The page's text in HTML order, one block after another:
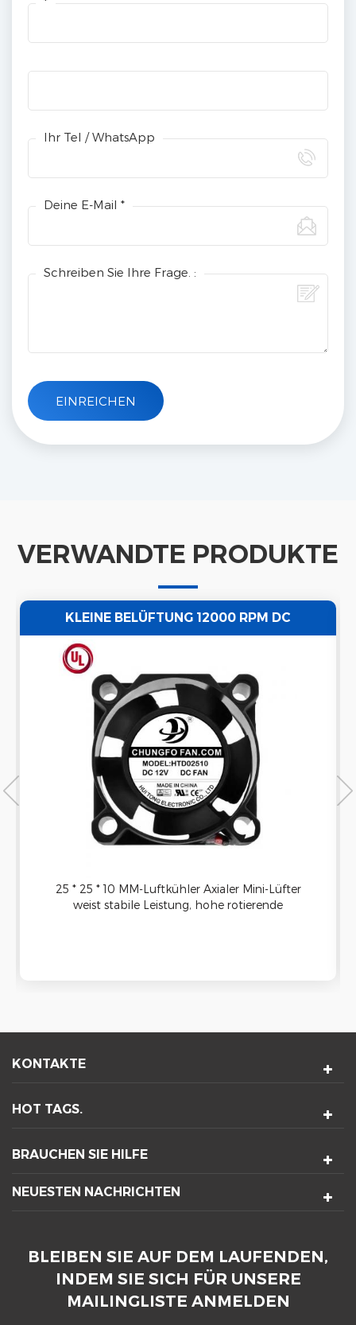
Ihr Tel / WhatsApp
Deine E-Mail *
Schreiben Sie Ihre Frage. :
VERWANDTE PRODUKTE
KLEINE BELÜFTUNG 12000 RPM DC
25 * 25 * 10 MM-Luftkühler Axialer Mini-Lüfter
weist stabile Leistung, hohe rotierende
KONTAKTE
HOT TAGS.
BRAUCHEN SIE HILFE
NEUESTEN NACHRICHTEN
BLEIBEN SIE AUF DEM LAUFENDEN,
INDEM SIE SICH FÜR UNSERE
MAILINGLISTE ANMELDEN